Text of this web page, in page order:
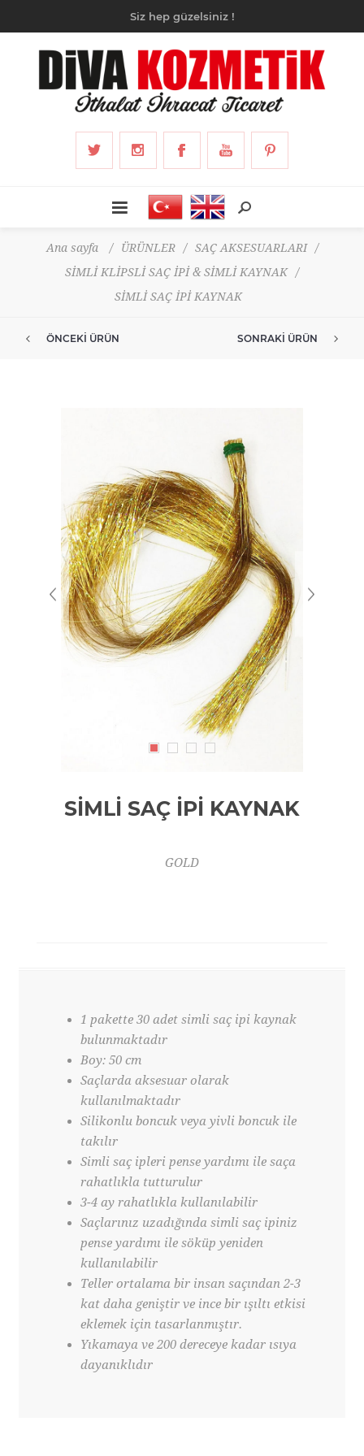
Siz hep güzelsiniz !
Ana sayfa / ÜRÜNLER / SAÇ AKSESUARLARI
/
SİMLİ KLİPSLİ SAÇ İPİ & SİMLİ KAYNAK
/
SİMLİ SAÇ İPİ KAYNAK
ÖNCEKI ÜRÜN SONRAKI ÜRÜN
SİMLİ SAÇ İPİ KAYNAK
GOLD
1 pakette 30 adet simli saç ipi kaynak
bulunmaktadır
Boy: 50 cm
Saçlarda aksesuar olarak
kullanılmaktadır
Silikonlu boncuk veya yivli boncuk ile
takılır
Simli saç ipleri pense yardımı ile saça
rahatlıkla tutturulur
3-4 ay rahatlıkla kullanılabilir
Saçlarınız uzadığında simli saç ipiniz
pense yardımı ile söküp yeniden
kullanılabilir
Teller ortalama bir insan saçından 2-3
kat daha geniştir ve ince bir ışıltı etkisi
eklemek için tasarlanmıştır.
Yıkamaya ve 200 dereceye kadar ısıya
dayanıklıdır